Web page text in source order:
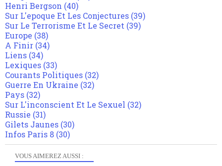
VOUS AIMEREZ AUSSI :
Henri Bergson (40)
Sur L'epoque Et Les Conjectures (39)
Sur Le Terrorisme Et Le Secret (39)
Europe (38)
A Finir (34)
Liens (34)
Lexiques (33)
Courants Politiques (32)
Guerre En Ukraine (32)
Pays (32)
Sur L'inconscient Et Le Sexuel (32)
Russie (31)
Gilets Jaunes (30)
Infos Paris 8 (30)